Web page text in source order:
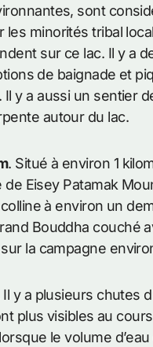
sont
les minorités tribal
sur ce lac. Il y a
de baignade et
y a aussi un sentier
autour du lac.
. Situé à environ 1
de Eisey Patamak
à environ un
Bouddha couché
la campagne
Il y a plusieurs chutes
plus visibles au
le volume